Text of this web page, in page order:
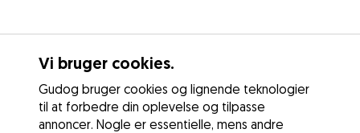
Vi bruger cookies.
Gudog bruger cookies og lignende teknologier
til at forbedre din oplevelse og tilpasse
annoncer. Nogle er essentielle, mens andre